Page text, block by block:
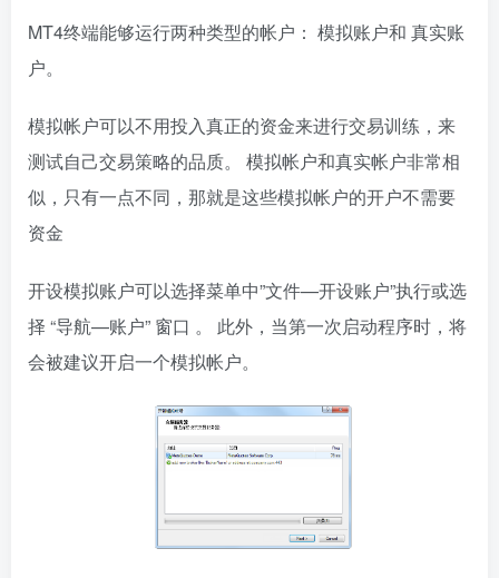
MT4终端能够运行两种类型的帐户： 模拟账户和 真实账
户。
模拟帐户可以不用投入真正的资金来进行交易训练，来
测试自己交易策略的品质。 模拟帐户和真实帐户非常相
似，只有一点不同，那就是这些模拟帐户的开户不需要
资金
开设模拟账户可以选择菜单中”文件—开设账户”执行或选
择 “导航—账户” 窗口 。 此外，当第一次启动程序时，将
会被建议开启一个模拟帐户。